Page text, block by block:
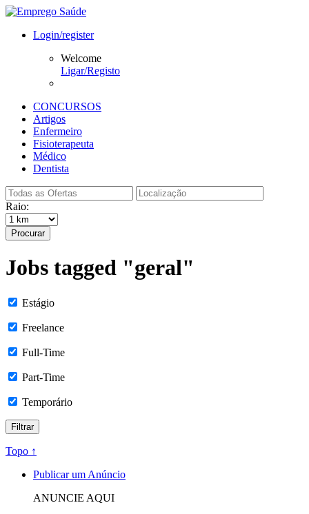
Login/register
Welcome
Ligar/Registo
CONCURSOS
Artigos
Enfermeiro
Fisioterapeuta
Médico
Dentista
Raio:
Procurar
Jobs tagged "geral"
Estágio
Freelance
Full-Time
Part-Time
Temporário
Topo ↑
Publicar um Anúncio
ANUNCIE AQUI